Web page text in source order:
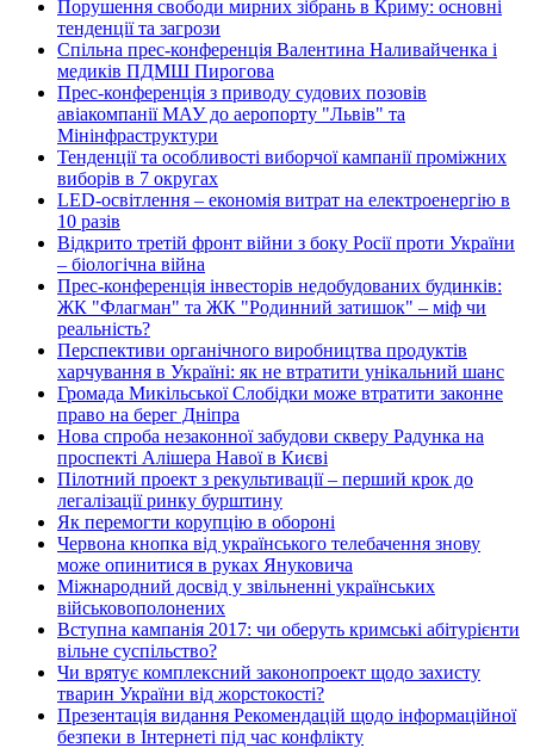
Порушення свободи мирних зібрань в Криму: основні
тенденції та загрози
Спільна прес-конференція Валентина Наливайченка і
медиків ПДМШ Пирогова
Прес-конференція з приводу судових позовів
авіакомпанії МАУ до аеропорту "Львів" та
Мінінфраструктури
Тенденції та особливості виборчої кампанії проміжних
виборів в 7 округах
LED-освітлення – економія витрат на електроенергію в
10 разів
Відкрито третій фронт війни з боку Росії проти України
– біологічна війна
Прес-конференція інвесторів недобудованих будинків:
ЖК "Флагман" та ЖК "Родинний затишок" – міф чи
реальність?
Перспективи органічного виробництва продуктів
харчування в Україні: як не втратити унікальний шанс
Громада Микільської Слобідки може втратити законне
право на берег Дніпра
Нова спроба незаконної забудови скверу Радунка на
проспекті Алішера Навої в Києві
Пілотний проект з рекультивації – перший крок до
легалізації ринку бурштину
Як перемогти корупцію в обороні
Червона кнопка від українського телебачення знову
може опинитися в руках Януковича
Міжнародний досвід у звільненні українських
військовополонених
Вступна кампанія 2017: чи оберуть кримські абітурієнти
вільне суспільство?
Чи врятує комплексний законопроект щодо захисту
тварин України від жорстокості?
Презентація видання Рекомендацій щодо інформаційної
безпеки в Інтернеті під час конфлікту